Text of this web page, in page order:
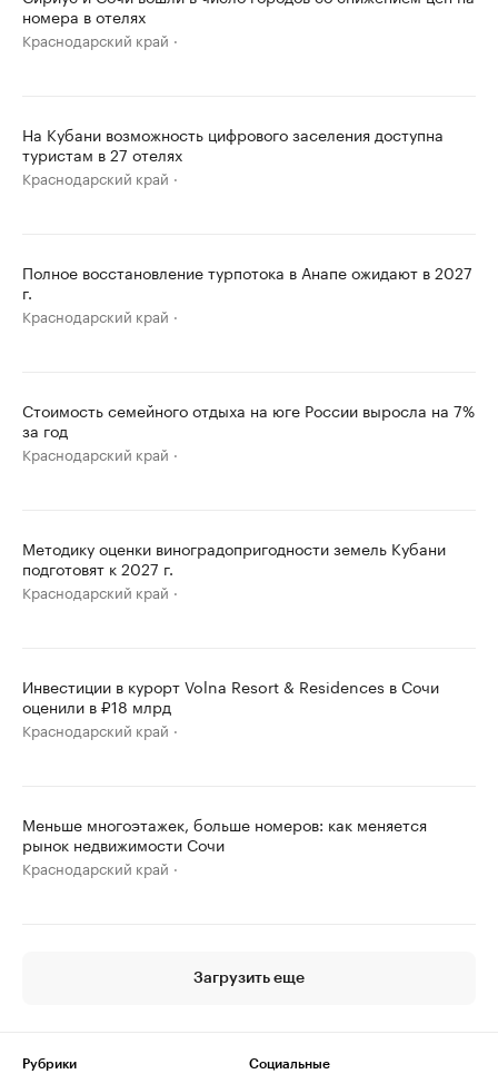
номера в отелях
Краснодарский край
На Кубани возможность цифрового заселения доступна
туристам в 27 отелях
Краснодарский край
Полное восстановление турпотока в Анапе ожидают в 2027
г.
Краснодарский край
Стоимость семейного отдыха на юге России выросла на 7%
за год
Краснодарский край
Методику оценки виноградопригодности земель Кубани
подготовят к 2027 г.
Краснодарский край
Инвестиции в курорт Volna Resort & Residences в Сочи
оценили в ₽18 млрд
Краснодарский край
Меньше многоэтажек, больше номеров: как меняется
рынок недвижимости Сочи
Краснодарский край
Загрузить еще
Рубрики
Социальные